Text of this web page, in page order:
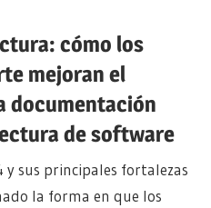
cómo los
mejoran el
documentación
de software
sus principales fortalezas
la forma en que los